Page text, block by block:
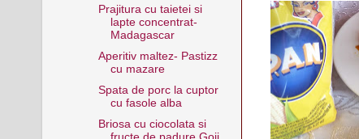
Prajitura cu taietei si
lapte concentrat-
Madagascar
Aperitiv maltez- Pastizz
cu mazare
Spata de porc la cuptor
cu fasole alba
Briosa cu ciocolata si